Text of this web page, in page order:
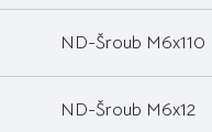
ND-Šroub M6x110
ND-Šroub M6x12